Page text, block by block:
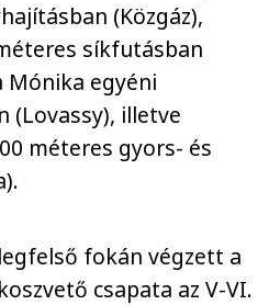
(Közgáz),
síkfutásban
Mónika egyéni
(Lovassy), illetve
méteres gyors- és
fokán végzett a
csapata az V-VI.